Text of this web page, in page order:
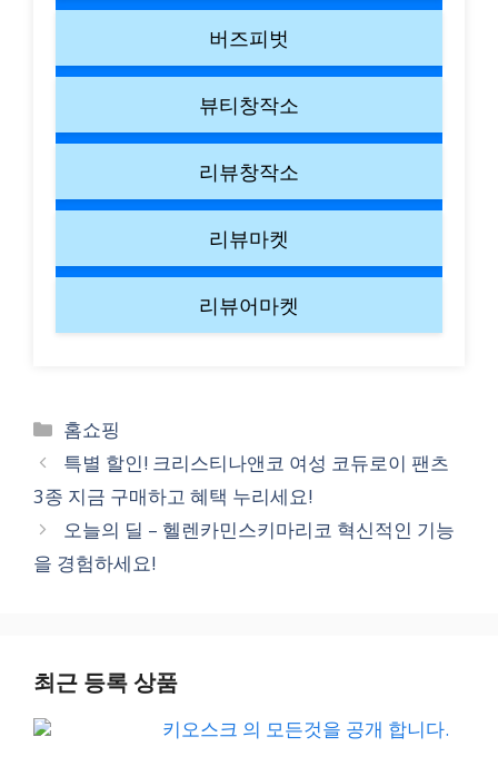
버즈피벗
뷰티창작소
리뷰창작소
리뷰마켓
리뷰어마켓
Categories
홈쇼핑
특별 할인! 크리스티나앤코 여성 코듀로이 팬츠
3종 지금 구매하고 혜택 누리세요!
오늘의 딜 – 헬렌카민스키마리코 혁신적인 기능
을 경험하세요!
최근 등록 상품
키오스크 의 모든것을 공개 합니다.